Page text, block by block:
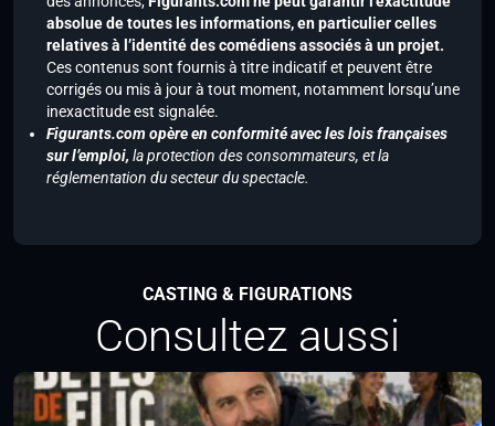
absolue de toutes les informations, en particulier celles
relatives à l’identité des comédiens associés à un projet.
Ces contenus sont fournis à titre indicatif et peuvent être
corrigés ou mis à jour à tout moment, notamment lorsqu’une
inexactitude est signalée.
Figurants.com opère en conformité avec les lois françaises
sur l’emploi, la protection des consommateurs, et la
réglementation du secteur du spectacle.
CASTING & FIGURATIONS
Consultez aussi